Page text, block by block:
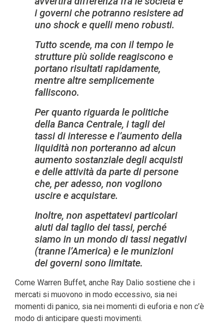
i governi che potranno resistere ad
uno shock e quelli meno robusti.
Tutto scende, ma con il tempo le
strutture più solide reagiscono e
portano risultati rapidamente,
mentre altre semplicemente
falliscono.
Per quanto riguarda le politiche
della Banca Centrale, i tagli dei
tassi di interesse e l’aumento della
liquidità non porteranno ad alcun
aumento sostanziale degli acquisti
e delle attività da parte di persone
che, per adesso, non vogliono
uscire e acquistare.
Inoltre, non aspettatevi particolari
aiuti dal taglio dei tassi, perché
siamo in un mondo di tassi negativi
(tranne l’America) e le munizioni
dei governi sono limitate.
Come Warren Buffet, anche Ray Dalio sostiene che i
mercati si muovono in modo eccessivo, sia nei
momenti di panico, sia nei momenti di euforia e non c’è
modo di anticipare questi movimenti.